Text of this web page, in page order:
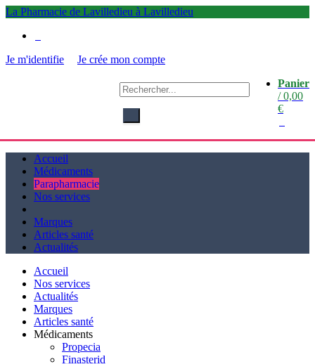
La Pharmacie de Lavilledieu à Lavilledieu
Je m'identifie
Je crée mon compte
Panier
/0,00
€
Accueil
Médicaments
Parapharmacie
Nos services
Marques
Articles santé
Actualités
Accueil
Nos services
Actualités
Marques
Articles santé
Médicaments
Propecia
Finasterid